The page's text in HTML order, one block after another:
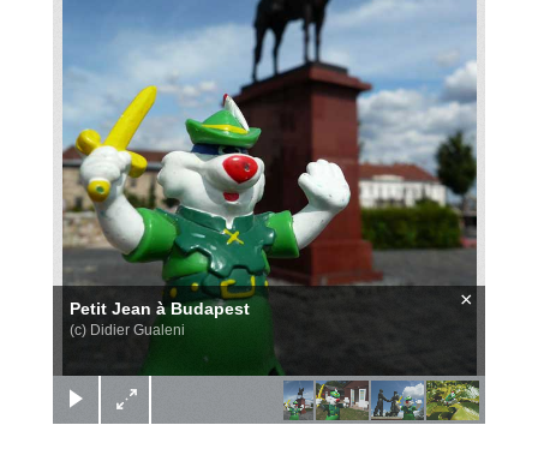
Petit Jean à Budapest
(c) Didier Gualeni
×